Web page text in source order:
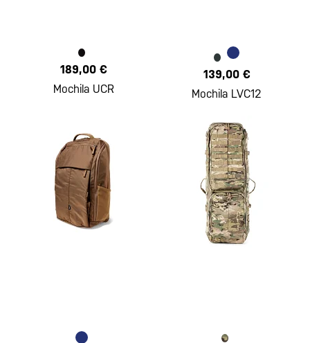
189,00 €
Mochila UCR
139,00 €
Mochila LVC12